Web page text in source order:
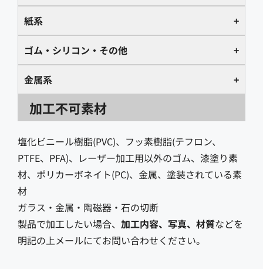
アクリル樹脂 ※1
OHPフィルム
〇
〇
ABS樹脂
△
△
PVC(ポリ塩化ビニール)
×
×
ポリカーボネート
×
×
ポリプロピレン
△
発泡材(ポリエチレンフォーム、ウレタン
フォーム)※2
△ 〇
発泡スチロール
POM材（デルリン）
彫刻
切断
シナベニア（共芯）
◎
◎
シナベニア（ラワン）
◎
△
MDF（硬質繊維板）
メゾナイト（硬質繊維板）
パーティクルボード
〇
コルク
◎
△
再生チップボード
メラミン（不燃性硬化樹脂）
〇 〇
デニム
不織布（ポリエステル）
皮革（ヌメ革のみ）※3
合皮（ポリウレタン）※3
〇
合皮（塩化ビニール）※3
×
×
シルク（絹）
ナイロン
ポリエステル
×
石・ガラス系
切断
大理石
御影石（花崗岩）
トラバーチン（多孔質石灰岩）
〇
アボナイト（人造大理石）
〇
〇
コーリアン（メタクリル樹脂）
ガラス※4
△
×
レンガ
〇
紙系
紙系
切断
紙
厚紙
◎
ダンボール
△
△
プレスボード（ボール紙）
マットボード
〇 〇
ゴム・シリコン・その他
ゴム・シリコン・その他
ゴム(レーザー用のみ、2mm程度ま
で)
〇 △
シリコーン
カーボンファイバー（炭素繊維)
グラスファイバー
〇
金属系
金属
彫刻
切断
ステンレス※5
△
×
アルミ※6
アルミ箔
×
×
加工不可素材
塩化ビニール樹脂(PVC)、フッ素樹脂(テフロン、
PTFE、PFA)、レーザー加工用以外のゴム、漆塗り素
材、ポリカーボネイト(PC)、金属、塗装されている素
材
ガラス・金属・陶磁器・石の切断
製品で加工したい場合、 加工内容、写真、材質などを
明記の上メールにてお問い合わせください。